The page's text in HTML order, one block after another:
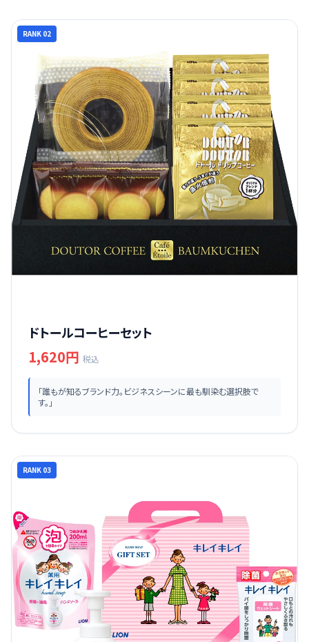
RANK 02
ドトールコーヒーセット
1,620円 税込
「誰もが知るブランド力。ビジネスシーンに最も馴染む選択肢で
す。」
RANK 03